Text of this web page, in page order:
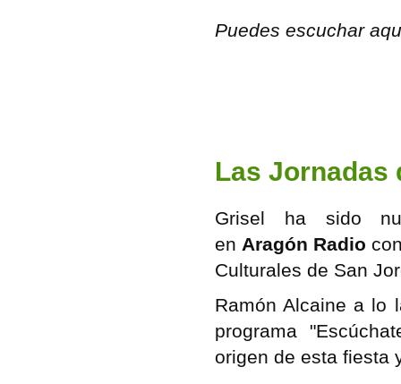
Puedes escuchar
Las Jornadas
Grisel ha sido
en Aragón Radio
Culturales de San
Ramón Alcaine a lo
programa
origen de esta fiesta